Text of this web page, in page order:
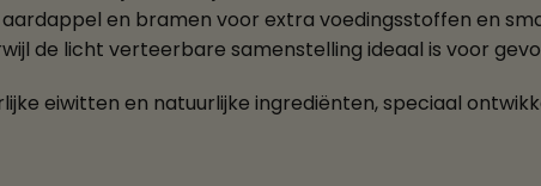
en bramen voor extra voedingsstoffen en
de licht verteerbare samenstelling ideaal is voor
eiwitten en natuurlijke ingrediënten, speciaal